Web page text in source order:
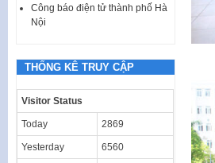
Công báo điện tử thành phố Hà
Nội
THỐNG KÊ TRUY CẬP
Visitor Status
Today 2869
Yesterday 6560